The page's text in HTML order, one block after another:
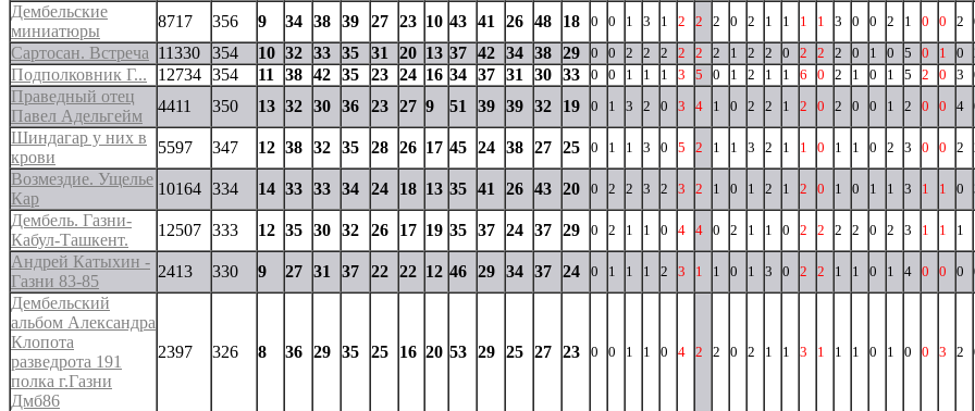
Дембельские
миниатюры
8717 356 9 34 38 39 27 23 10 43 41 26 48 18 0 0 1 3 1 2 2 2 0 2 1 1 1 1 3 0 0 2 1 0 0 2
Сартосан. Встреча 11330 354 10 32 33 35 31 20 13 37 42 34 38 29 0 0 2 2 2 2 2 2 1 2 2 0 2 2 2 0 1 0 5 0 1 0
Подполковник Г... 12734 354 11 38 42 35 23 24 16 34 37 31 30 33 0 0 1 1 1 3 5 0 1 2 1 1 6 0 2 1 0 1 5 2 0 3
Праведный отец
Павел Адельгейм
4411 350 13 32 30 36 23 27 9 51 39 39 32 19 0 1 3 2 0 3 4 1 0 2 2 1 2 0 2 0 0 1 2 0 0 4
Шиндагар у них в
крови
5597 347 12 38 32 35 28 26 17 45 24 38 27 25 0 1 1 3 0 5 2 1 1 3 2 1 1 0 1 1 0 2 3 0 0 2
Возмездие. Ущелье
Кар
10164 334 14 33 33 34 24 18 13 35 41 26 43 20 0 2 2 3 2 3 2 1 0 1 2 1 2 0 1 0 1 1 3 1 1 0
Дембель. Газни-
Кабул-Ташкент.
12507 333 12 35 30 32 26 17 19 35 37 24 37 29 0 2 1 1 0 4 4 0 2 1 1 0 2 2 2 2 0 2 3 1 1 1
Андрей Катыхин -
Газни 83-85
2413 330 9 27 31 37 22 22 12 46 29 34 37 24 0 1 1 1 2 3 1 1 0 1 3 0 2 2 1 1 0 1 4 0 0 0
Дембельский
альбом Александра
Клопота
разведрота 191
полка г.Газни
Дмб86
2397 326 8 36 29 35 25 16 20 53 29 25 27 23 0 0 1 1 0 4 2 2 0 2 1 1 3 1 1 1 0 1 0 0 3 2